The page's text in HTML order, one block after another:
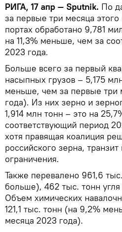
РИГА, 17 апр — Sputnik. По
за первые три месяца этого
портах обработано 9,781
на 11,3% меньше, чем за
2023 года.
Больше всего за первый
насыпных грузов – 5,175
меньше, чем за первые три
года). Из них зерно и
1,914 млн тонн – это на
соответствующий период
хотя правящая коалиция
российского зерна,
ограничения.
Также перевалено 961,6
больше), 462 тыс. тонн
Объем химических
121,1 тыс. тонн (на 9,2%
месяца 2023 года).